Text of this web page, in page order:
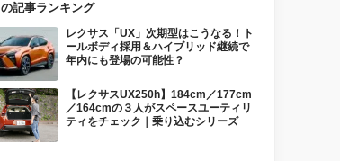
の記事ランキング
レクサス「UX」次期型はこうなる！ト
ールボディ採用＆ハイブリッド継続で
年内にも登場の可能性？
【レクサスUX250h】184cm／177cm
／164cmの３人がスペースユーティリ
ティをチェック｜乗り込むシリーズ